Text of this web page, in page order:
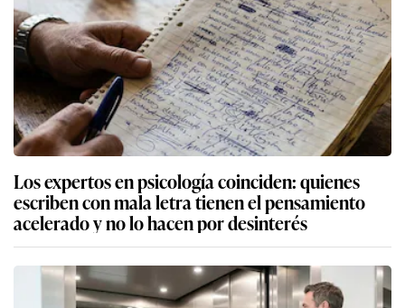
Los expertos en psicología coinciden: quienes
escriben con mala letra tienen el pensamiento
acelerado y no lo hacen por desinterés